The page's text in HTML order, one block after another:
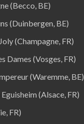
(Becco, BE)
(Duinbergen, BE)
(Champagne, FR)
Dames (Vosges, FR)
(Waremme, BE)
(Alsace, FR)
FR)